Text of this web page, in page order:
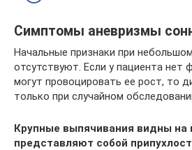
Симптомы аневризмы
Начальные признаки при
отсутствуют. Если у пациента нет
могут провоцировать ее рост, то
только при случайном
Крупные выпячивания видны на
представляют собой